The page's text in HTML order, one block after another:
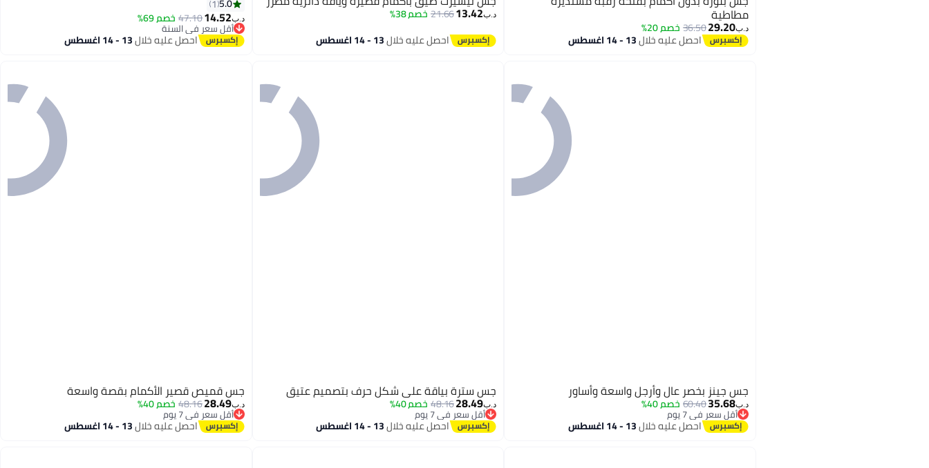
مطاطية
د.ب‏29.20
36.50خصم 20%
احصل عليه خلال13 - 14 اغسطس
د.ب‏13.42
21.66خصم 38%
احصل عليه خلال13 - 14 اغسطس
1
د.ب‏14.52
47.10 خصم 69%
أقل سعر في السنة
أقل سعر في السنة
احصل عليه خلال13 - 14 اغسطس
جس جينز بخصر عالٍ وأرجل واسعة وأساور
د.ب‏35.68
60.40خصم 40%
أقل سعر في 7 يوم
أقل سعر في 7 يوماحصل عليه خلال13 - 14 اغسطس
جس سترة بياقة على شكل حرف بتصميم عتيق
د.ب‏28.49
48.16خصم 40%
أقل سعر في 7 يوم
أقل سعر في 7 يوماحصل عليه خلال13 - 14 اغسطس
جس قميص قصير الأكمام بقصة واسعة
د.ب‏28.49
48.16 خصم 40%
أقل سعر في 7 يوم
أقل سعر في 7 يوماحصل عليه خلال13 - 14 اغسطس